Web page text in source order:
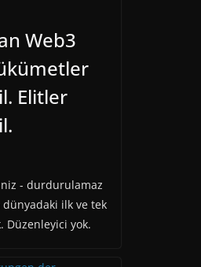
Web3
Elitler
- durdurulamaz
dünyadaki ilk ve tek
Düzenleyici yok.